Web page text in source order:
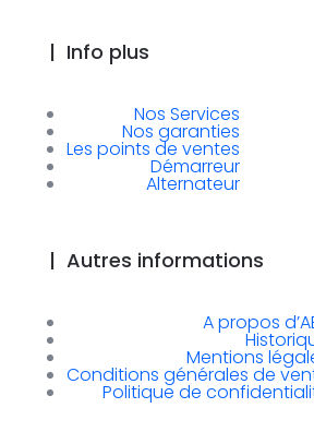
| Info plus
Nos Services
Nos garanties
Les points de ventes
Démarreur
Alternateur
| Autres informations
A propos
Mentions
Conditions générales de
Politique de